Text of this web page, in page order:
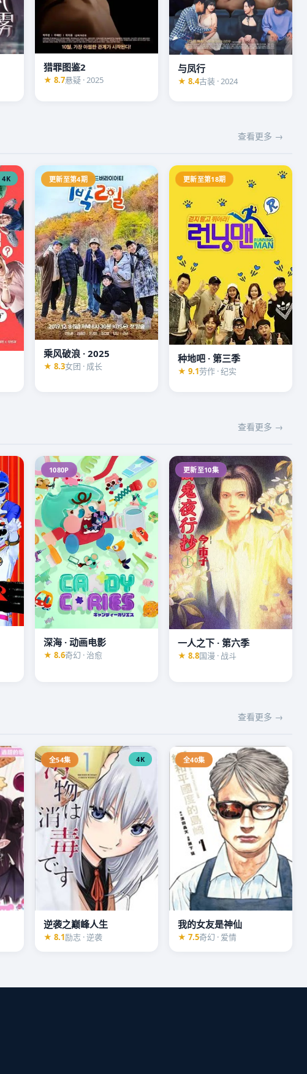
猎罪图鉴2
★ 8.7悬疑 · 2025
与凤行
★ 8.4古装 · 2024
查看更多 →
4K 更新至第4期
乘风破浪 · 2025
★ 8.3女团 · 成长
更新至第18期
种地吧 · 第三季
★ 9.1劳作 · 纪实
查看更多 →
1080P
深海 · 动画电影
★ 8.6奇幻 · 治愈
更新至10集
一人之下 · 第六季
★ 8.8国漫 · 战斗
查看更多 →
全54集 4K
逆袭之巅峰人生
★ 8.1励志 · 逆袭
全40集
我的女友是神仙
★ 7.5奇幻 · 爱情